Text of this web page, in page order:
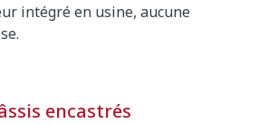
intégré en usine, aucune
encastrés